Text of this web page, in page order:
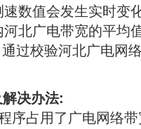
数值会发生实时变
北广电带宽的平均
过校验河北广电网
决办法:
序占用了广电网络